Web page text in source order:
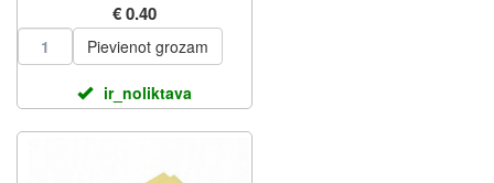
€ 0.40
Pievienot grozam
ir_noliktava